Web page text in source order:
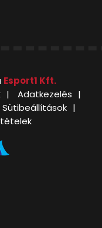
Esport1 Kft.
Adatkezelés
Sütibeállítások